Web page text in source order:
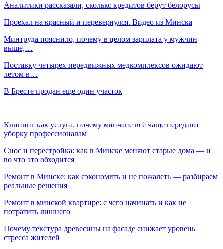
Аналитики рассказали, сколько кредитов берут белорусы
Проехал на красный и перевернулся. Видео из Минска
Минтруда пояснило, почему в целом зарплата у мужчин
выше,…
Поставку четырех передвижных медкомплексов ожидают
летом в…
В Бресте продан еще один участок
Клининг как услуга: почему минчане всё чаще передают
уборку профессионалам
Снос и перестройка: как в Минске меняют старые дома — и
во что это обходится
Ремонт в Минске: как сэкономить и не пожалеть — разбираем
реальные решения
Ремонт в минской квартире: с чего начинать и как не
потратить лишнего
Почему текстура древесины на фасаде снижает уровень
стресса жителей